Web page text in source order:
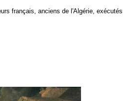
français, anciens de l'Algérie, exécutés